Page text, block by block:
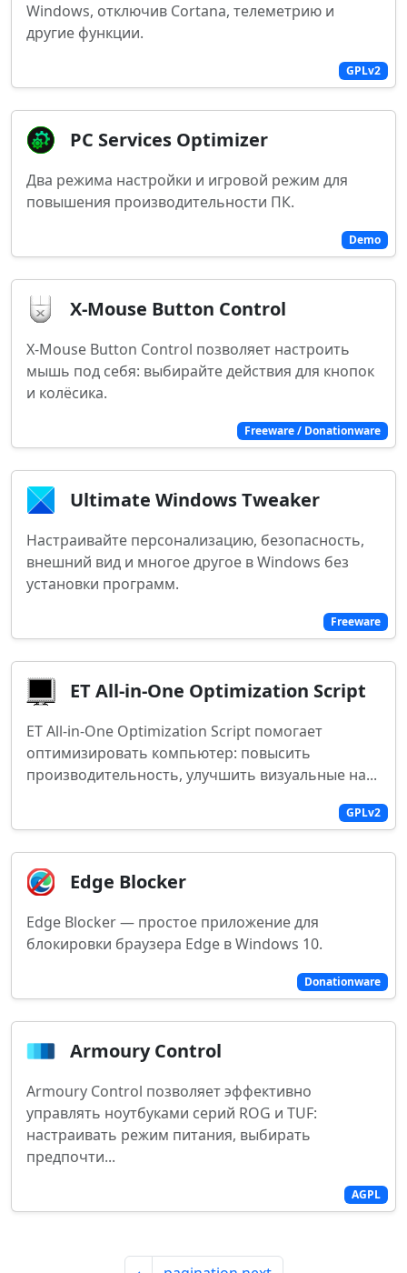
GPLv2
Windows, отключив Cortana, телеметрию и
другие функции.
Demo
PC Services Optimizer
Два режима настройки и игровой режим для
повышения производительности ПК.
Freeware / Donationware
X-Mouse Button Control
X-Mouse Button Control позволяет настроить
мышь под себя: выбирайте действия для кнопок
и колёсика.
Freeware
Ultimate Windows Tweaker
Настраивайте персонализацию, безопасность,
внешний вид и многое другое в Windows без
установки программ.
GPLv2
ET All-in-One Optimization Script
ET All-in-One Optimization Script помогает
оптимизировать компьютер: повысить
производительность, улучшить визуальные на...
Donationware
Edge Blocker
Edge Blocker — простое приложение для
блокировки браузера Edge в Windows 10.
AGPL
Armoury Control
Armoury Control позволяет эффективно
управлять ноутбуками серий ROG и TUF:
настраивать режим питания, выбирать
предпочти...